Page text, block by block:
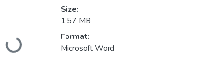
Loading...
Size:
1.57 MB
Format:
Microsoft Word